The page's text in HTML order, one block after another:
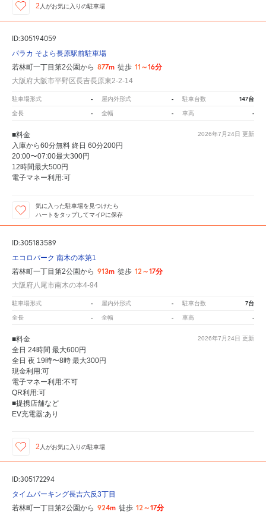
2 人がお気に入りの駐車場
ID:305194059
パラカ そよら長原駅前駐車場
若林町一丁目第2公園から 877m 徒歩 11～16分
大阪府大阪市平野区長吉長原東2-2-14
駐車場形式 - 屋内外形式 - 駐車台数 147台
全長 - 全幅 - 車高 -
2026年7月24日 更新
■料金
入庫から60分無料 終日 60分200円
20:00〜07:00最大300円
12時間最大500円
電子マネー利用:可
気に入った駐車場を見つけたら
ハートをタップしてマイPに保存
ID:305183589
エコロパーク 南木の本第1
若林町一丁目第2公園から 913m 徒歩 12～17分
大阪府八尾市南木の本4-94
駐車場形式 - 屋内外形式 - 駐車台数 7台
全長 - 全幅 - 車高 -
2026年7月24日 更新
■料金
全日 24時間 最大600円
全日 夜 19時〜8時 最大300円
現金利用:可
電子マネー利用:不可
QR利用:可
■提携店舗など
EV充電器:あり
2 人がお気に入りの駐車場
ID:305172294
タイムパーキング長吉六反3丁目
若林町一丁目第2公園から 924m 徒歩 12～17分